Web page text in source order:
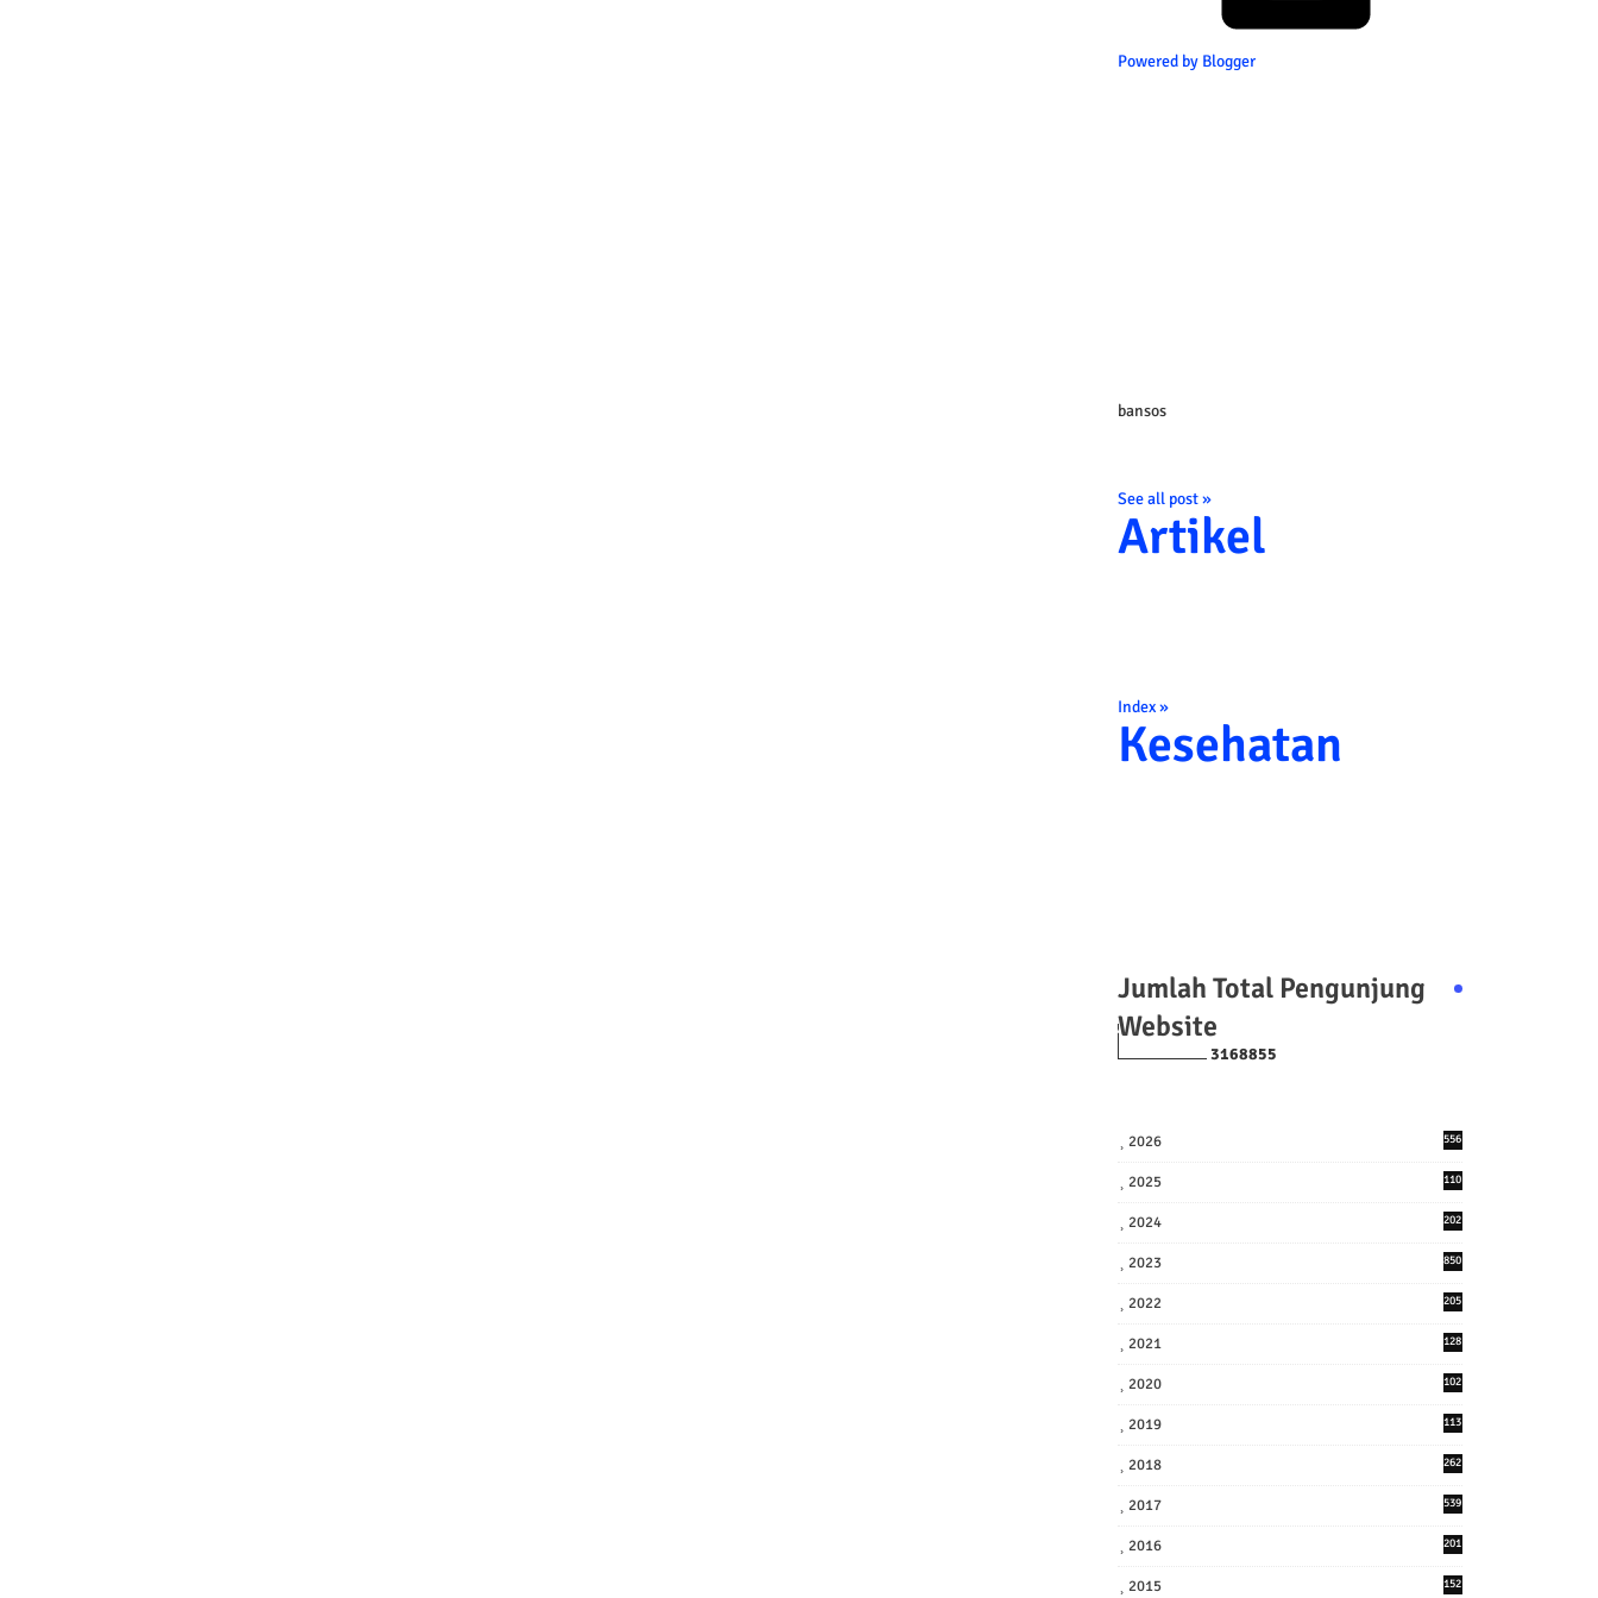
Powered by Blogger
bansos
See all post »
Artikel
Index »
Kesehatan
Jumlah Total Pengunjung
Website
3168855
2026 556
2025
110
2024
202
2023 850
2022
205
2021
128
2020
102
2019
113
2018
262
2017
539
2016
201
2015 152